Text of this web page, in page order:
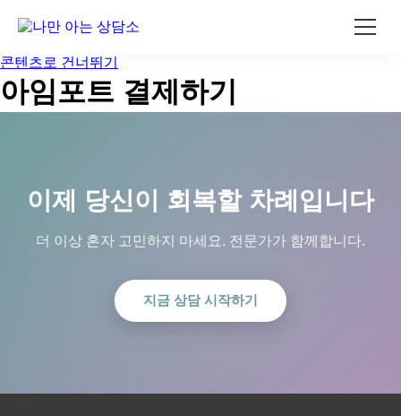
콘텐츠로 건너뛰기
아임포트 결제하기
이제 당신이 회복할 차례입니다
더 이상 혼자 고민하지 마세요. 전문가가 함께합니다.
지금 상담 시작하기